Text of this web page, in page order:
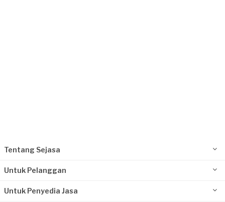
Tentang Sejasa
Untuk Pelanggan
Untuk Penyedia Jasa